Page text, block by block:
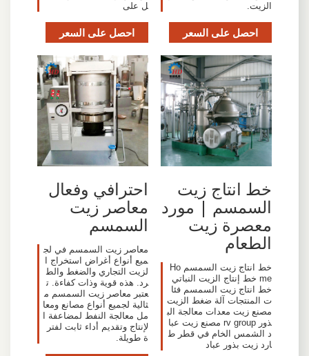
الزيت.
احصل على السعر
ل على
احصل على السعر
خط انتاج زيت
السمسم | مورد
معصرة زيت
الطعام
خط انتاج زيت السمسم Ho
me خط إنتاج الزيت النباتي
خط انتاج زيت السمسم فئا
ت المنتجات آلة ضغط الزيت
مصنع زيت معدات معالجة الب
ذور rv group مصنع زيت عبا
د الشمس الخام في قطر ط
ارد زيت بذور عباد
احترافي وفعال
معاصر زيت
السمسم
معاصر زيت السمسم في لج
ميع أنواع أغراض استخراج ا
لزيت التجاري والضغط والط
رد. هذه قوية وذات كفاءة. ت
عتبر معاصر زيت السمسم م
ثالية لجميع أنواع مصانع ومعا
مل معالجة النفط لمضاعفة ا
لإنتاج وتقديم أداء ثابت لفتر
ة طويلة.